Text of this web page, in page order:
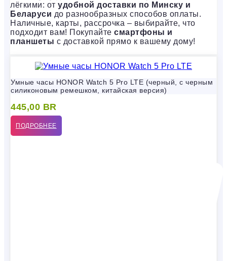
лёгкими: от удобной доставки по Минску и
Беларуси до разнообразных способов оплаты.
Наличные, карты, рассрочка – выбирайте, что
подходит вам! Покупайте смартфоны и
планшеты с доставкой прямо к вашему дому!
Умные часы HONOR Watch 5 Pro LTE (черный, с черным
силиконовым ремешком, китайская версия)
445,00 BR
ПОДРОБНЕЕ